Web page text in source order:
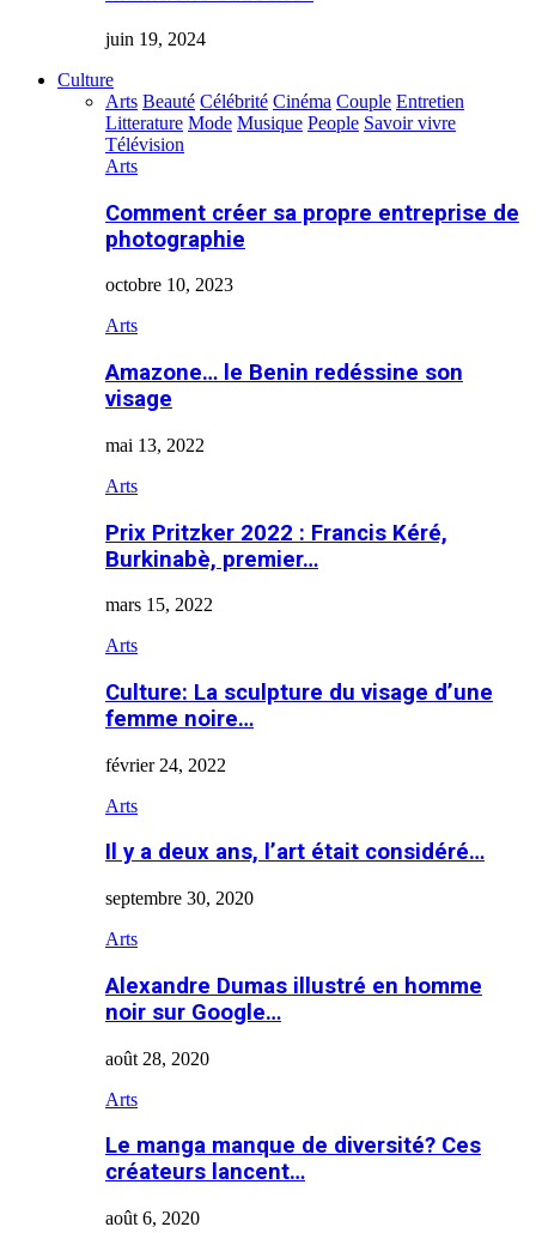
juin 19, 2024
Culture
Arts Beauté Célébrité Cinéma Couple Entretien
Litterature Mode Musique People Savoir vivre
Télévision
Arts
Comment créer sa propre entreprise de
photographie
octobre 10, 2023
Arts
Amazone… le Benin redéssine son
visage
mai 13, 2022
Arts
Prix Pritzker 2022 : Francis Kéré,
Burkinabè, premier…
mars 15, 2022
Arts
Culture: La sculpture du visage d’une
femme noire…
février 24, 2022
Arts
Il y a deux ans, l’art était considéré…
septembre 30, 2020
Arts
Alexandre Dumas illustré en homme
noir sur Google…
août 28, 2020
Arts
Le manga manque de diversité? Ces
créateurs lancent…
août 6, 2020